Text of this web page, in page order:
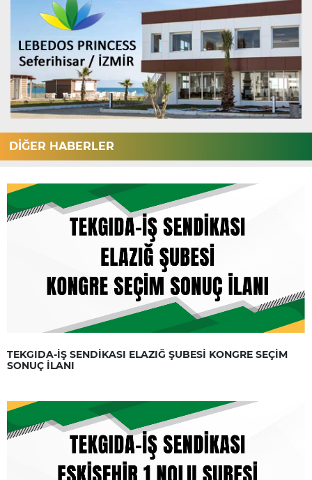
DİĞER HABERLER
TEKGIDA-İŞ SENDİKASI ELAZIĞ ŞUBESİ KONGRE SEÇİM
SONUÇ İLANI